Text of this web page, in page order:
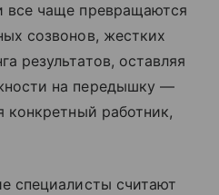
все чаще превращаются
созвонов, жестких
результатов, оставляя
на передышку —
конкретный работник,
специалисты считают